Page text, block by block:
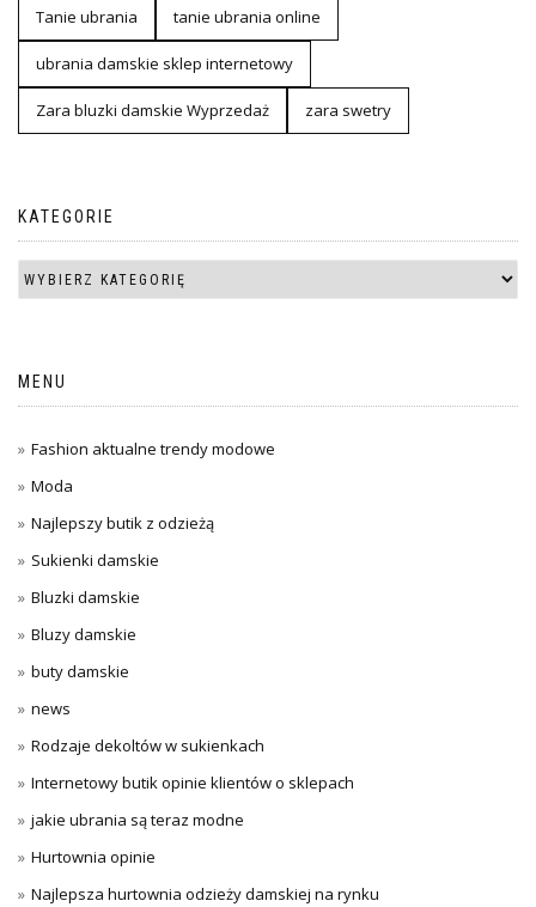
Tanie ubrania tanie ubrania online
ubrania damskie sklep internetowy
Zara bluzki damskie Wyprzedaż zara swetry
KATEGORIE
MENU
Fashion aktualne trendy modowe
Moda
Najlepszy butik z odzieżą
Sukienki damskie
Bluzki damskie
Bluzy damskie
buty damskie
news
Rodzaje dekoltów w sukienkach
Internetowy butik opinie klientów o sklepach
jakie ubrania są teraz modne
Hurtownia opinie
Najlepsza hurtownia odzieży damskiej na rynku